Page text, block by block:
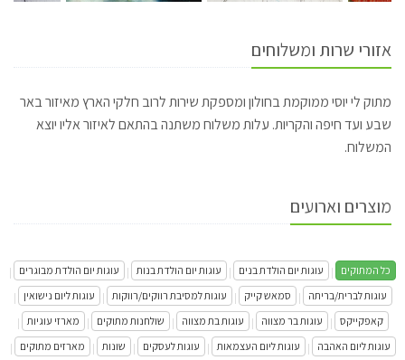
אזורי שרות ומשלוחים
מתוק לי יוסי ממוקמת בחולון ומספקת שירות לרוב חלקי הארץ מאיזור באר
שבע ועד חיפה והקריות. עלות משלוח משתנה בהתאם לאיזור אליו יוצא
המשלוח.
מוצרים וארועים
כל המתוקים | עוגות יום הולדת בנים | עוגות יום הולדת בנות | עוגות יום הולדת מבוגרים
|
עוגות לברית/בריתה
| סמאש קייק | עוגות למסיבת רווקים/רווקות | עוגות ליום נישואין
|
קאפקייקס | עוגות בר מצווה | עוגות בת מצווה | שולחנות מתוקים | מארזי עוגיות |
עוגות ליום האהבה
| עוגות ליום העצמאות | עוגות לעסקים | שונות | מארזים מתוקים
|